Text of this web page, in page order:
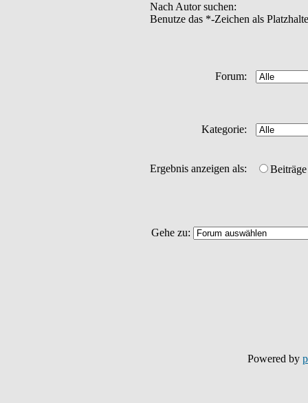
Nach Autor suchen:
Benutze das *-Zeichen als
Forum:
Kategorie:
Ergebnis anzeigen als: Beiträge
Gehe zu:
Powered by